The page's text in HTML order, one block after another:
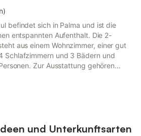
)
befindet sich in Palma und ist die
entspannten Aufenthalt. Die 2-
aus einem Wohnzimmer, einer gut
Schlafzimmern und 3 Bädern und
Zur Ausstattung gehören
eine Waschmaschine sowie
und Unterkunftsarten